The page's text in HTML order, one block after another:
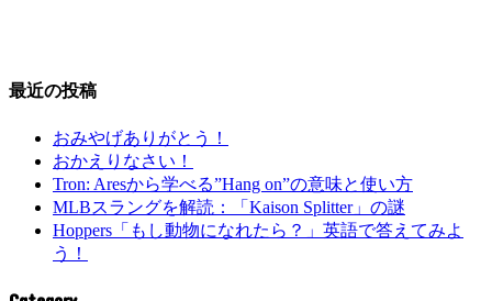
最近の投稿
おみやげありがとう！
おかえりなさい！
Tron: Aresから学べる”Hang on”の意味と使い方
MLBスラングを解読：「Kaison Splitter」の謎
Hoppers「もし動物になれたら？」英語で答えてみよ
う！